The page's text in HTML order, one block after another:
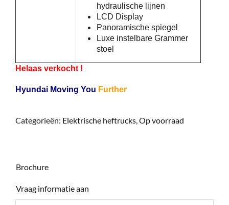
hydraulische lijnen
LCD Display
Panoramische spiegel
Luxe instelbare Grammer
stoel
Helaas verkocht !
Hyundai Moving You Further
Categorieën: Elektrische heftrucks,Op voorraad
Brochure
Vraag informatie aan